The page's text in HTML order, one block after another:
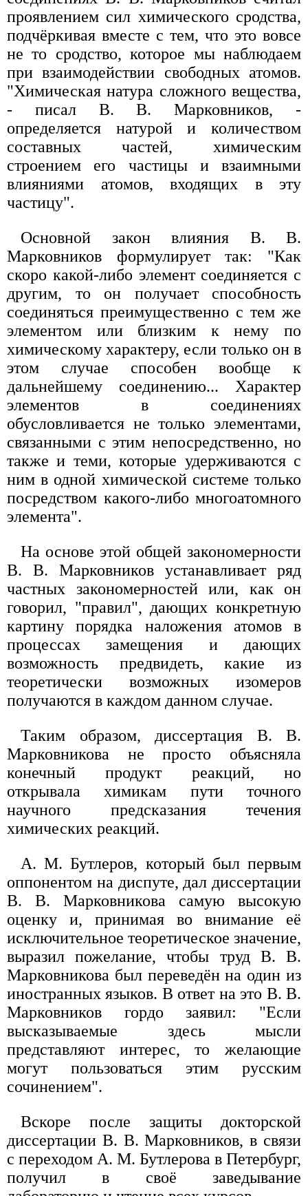
проявлением сил химического сродства,
подчёркивая вместе с тем, что это вовсе
не то сродство, которое мы наблюдаем
при взаимодействии свободных атомов.
"Химическая натура сложного вещества,
- писал В. В. Марковников, -
определяется натурой и количеством
составных частей, химическим
строением его частицы и взаимными
влияниями атомов, входящих в эту
частицу".
Основной закон влияния В. В.
Марковников формулирует так: "Как
скоро какой-либо элемент соединяется с
другим, то он получает способность
соединяться преимущественно с тем же
элементом или близким к нему по
химическому характеру, если только он в
этом случае способен вообще к
дальнейшему соединению... Характер
элементов в соединениях
обусловливается не только элементами,
связанными с этим непосредственно, но
также и теми, которые удерживаются с
ним в одной химической системе только
посредством какого-либо многоатомного
элемента".
На основе этой общей закономерности
В. В. Марковников устанавливает ряд
частных закономерностей или, как он
говорил, "правил", дающих конкретную
картину порядка наложения атомов в
процессах замещения и дающих
возможность предвидеть, какие из
теоретически возможных изомеров
получаются в каждом данном случае.
Таким образом, диссертация В. В.
Марковникова не просто объясняла
конечный продукт реакций, но
открывала химикам пути точного
научного предсказания течения
химических реакций.
А. М. Бутлеров, который был первым
оппонентом на диспуте, дал диссертации
В. В. Марковникова самую высокую
оценку и, принимая во внимание её
исключительное теоретическое значение,
выразил пожелание, чтобы труд В. В.
Марковникова был переведён на один из
иностранных языков. В ответ на это В. В.
Марковников гордо заявил: "Если
высказываемые здесь мысли
представляют интерес, то желающие
могут пользоваться этим русским
сочинением".
Вскоре после защиты докторской
диссертации В. В. Марковников, в связи
с переходом А. М. Бутлерова в Петербург,
получил в своё заведывание